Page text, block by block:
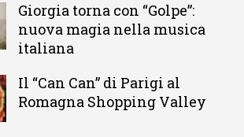
Giorgia torna con “Golpe”:
nuova magia nella musica
italiana
Il “Can Can” di Parigi al
Romagna Shopping Valley